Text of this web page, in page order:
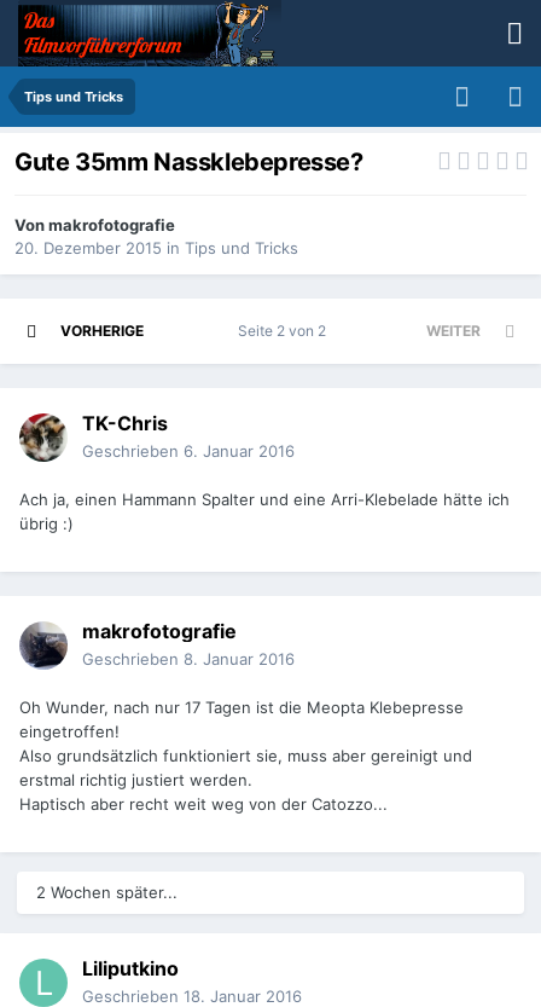
Tips und Tricks
Gute 35mm Nassklebepresse?
Vonmakrofotografie
20. Dezember 2015 in Tips und Tricks
VORHERIGE WEITER
Seite 2 von 2
TK-Chris
Geschrieben 6. Januar 2016
Ach ja, einen Hammann Spalter und eine Arri-Klebelade hätte ich
übrig :)
makrofotografie
Geschrieben 8. Januar 2016
Oh Wunder, nach nur 17 Tagen ist die Meopta Klebepresse
eingetroffen!
Also grundsätzlich funktioniert sie, muss aber gereinigt und
erstmal richtig justiert werden.
Haptisch aber recht weit weg von der Catozzo...
2 Wochen später...
Liliputkino
Geschrieben 18. Januar 2016